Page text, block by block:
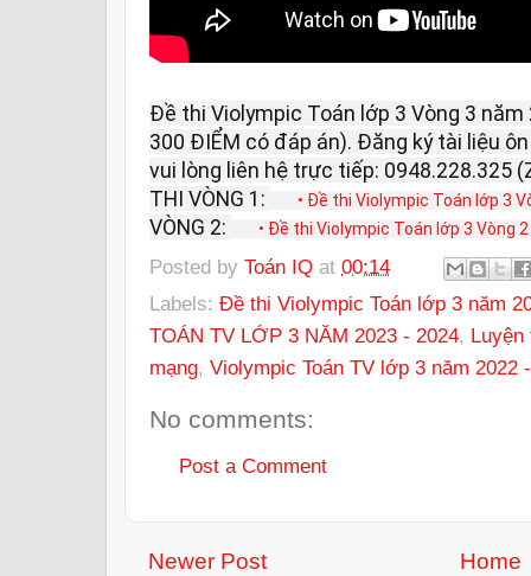
Đề thi Violympic Toán lớp 3 Vòng 3
300 ĐIỂM có đáp án). Đăng ký tài liệu ôn
vui lòng liên hệ trực tiếp: 0948.228.325
THI VÒNG 1:
• Đề thi Violympic Toán lớp 3
VÒNG 2: • Đề thi Violympic Toán lớp 3 Vòng 2
Posted by Toán IQ at 00:14
Labels: Đề thi Violympic Toán lớp 3 năm
TOÁN TV LỚP 3 NĂM 2023 - 2024, Luyện
mạng, Violympic Toán TV lớp 3 năm 2022
No comments:
Post a Comment
Newer Post Home